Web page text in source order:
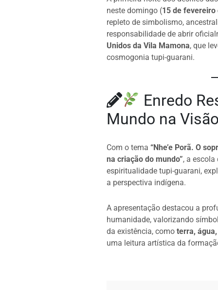
s
A
p
p
e
b
o
o
s
e
n
g
y
Li
n
k
neste domingo (15 de fevereiro
repleto de simbolismo,
responsabilidade de abrir
Unidos da Vila Mamona, que
cosmogonia tupi-guarani.
Enredo
Mundo na
Com o tema “Nhe’e Porã. O
na criação do mundo”, a
espiritualidade tupi-guarani,
a perspectiva indígena.
A apresentação destacou a
humanidade, valorizando
da existência, como terra,
uma leitura artística da